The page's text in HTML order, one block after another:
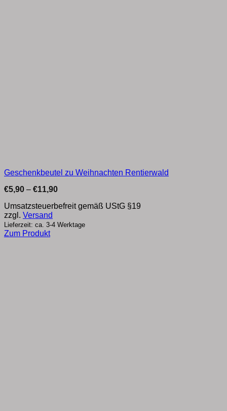
Geschenkbeutel zu Weihnachten Rentierwald
€5,90 – €11,90Preisspanne:
bis
€11,90
Umsatzsteuerbefreit gemäß UStG §19
zzgl. Versand
Lieferzeit: ca. 3-4 Werktage
Zum Produkt